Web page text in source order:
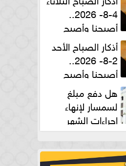
4-8- 2026..
أصبحنا وأصبح
لله
أذكار الصباح الأحد
2-8- 2026..
أصبحنا وأصبح
لله
هل دفع مبلغ
لسمسار لإنهاء
إجراءات الشهر
أمين الفتوى يجيب